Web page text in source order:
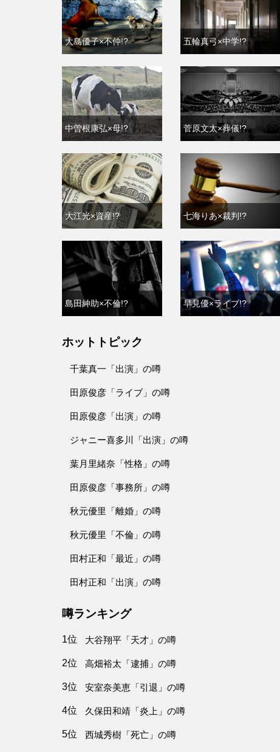
大島優子×不仲!? 五輪真弓×中学!?
中曽根康弘×母!? 菅原文太×葬儀!?
大江光×資産!? 七海りあ×裁判!?
島田紳助×不倫!? 早見優×ライブ!?
ホットトピック
千葉真一「出演」の噂
田原俊彦「ライブ」の噂
田原俊彦「出演」の噂
ジャニー喜多川「出演」の噂
葉月里緒奈「性格」の噂
田原俊彦「事務所」の噂
秋元優里「離婚」の噂
秋元優里「不倫」の噂
田村正和「最近」の噂
田村正和「出演」の噂
噂ランキング
1位 大谷翔平「天才」の噂
2位 高畑裕太「逮捕」の噂
3位 安室奈美恵「引退」の噂
4位 久保田和靖「炎上」の噂
5位 西城秀樹「死亡」の噂